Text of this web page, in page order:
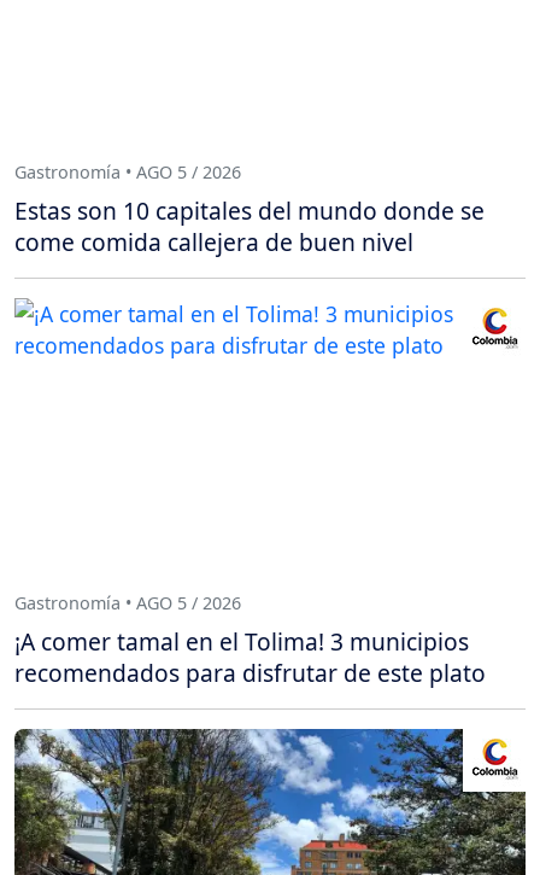
Gastronomía • AGO 5 / 2026
Estas son 10 capitales del mundo donde se
come comida callejera de buen nivel
Gastronomía • AGO 5 / 2026
¡A comer tamal en el Tolima! 3 municipios
recomendados para disfrutar de este plato